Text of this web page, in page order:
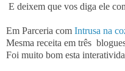
E deixem que vos diga ele
Em Parceria com Intrusa na
Mesma receita em três
Foi muito bom esta